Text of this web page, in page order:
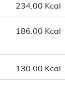
234.00 Kcal
186.00 Kcal
130.00 Kcal